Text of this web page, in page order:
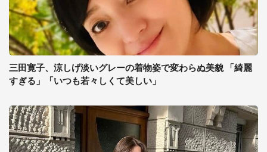
三田寛子、涼しげ淡いグレーの着物姿で変わらぬ美貌 「綺麗
すぎる」「いつも若々しくて美しい」